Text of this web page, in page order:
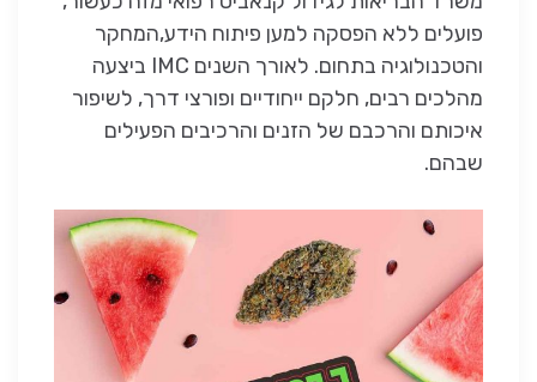
פועלים ללא הפסקה למען פיתוח הידע,המחקר
והטכנולוגיה בתחום. לאורך השנים IMC ביצעה
מהלכים רבים, חלקם ייחודיים ופורצי דרך, לשיפור
איכותם והרכבם של הזנים והרכיבים הפעילים
שבהם.